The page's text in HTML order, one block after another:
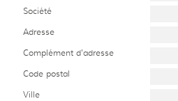
Société
Adresse
Complément d'adresse
Code postal
Ville